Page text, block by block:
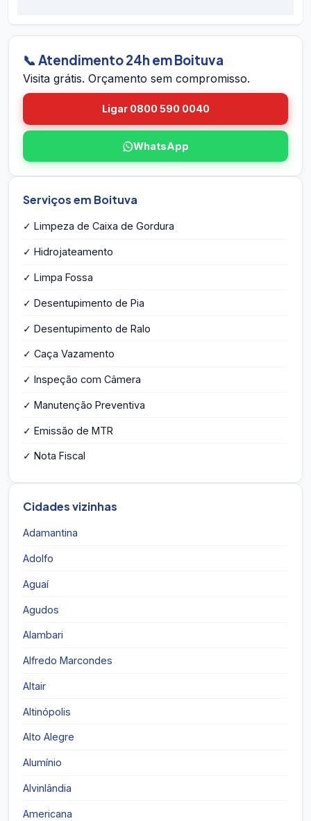
em Boituva pelo site. A equipe vai até você em
Boituva, avalia a caixa, mede o volume,
identifica eventuais problemas estruturais e
compromisso e sem taxa de visita.
📞 Atendimento 24h em Boituva
Visita grátis. Orçamento sem compromisso.
Ligar 0800 590 0040
WhatsApp
Serviços em Boituva
✓ Limpeza de Caixa de Gordura
✓ Hidrojateamento
✓ Limpa Fossa
✓ Desentupimento de Pia
✓ Desentupimento de Ralo
✓ Caça Vazamento
✓ Inspeção com Câmera
✓ Manutenção Preventiva
✓ Emissão de MTR
✓ Nota Fiscal
Cidades vizinhas
Adamantina
Adolfo
Aguaí
Agudos
Alambari
Alfredo Marcondes
Altair
Altinópolis
Alto Alegre
Alumínio
Alvinlândia
Americana